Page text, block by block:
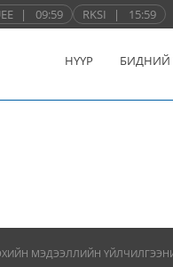
| 09:59 RKSI | 15:59
НҮҮР БИДНИЙ
МЭДЭЭЛЛИЙН